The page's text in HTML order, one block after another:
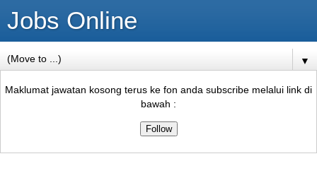
Jobs Online
▼
Maklumat jawatan kosong terus ke fon anda subscribe melalui link di
bawah :